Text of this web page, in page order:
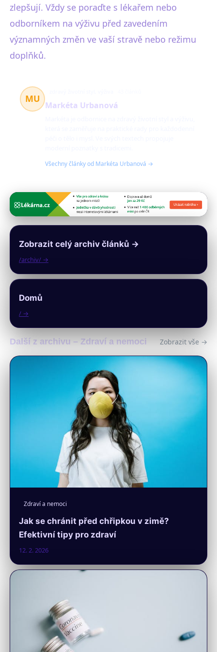
zlepšují. Vždy se poraďte s lékařem nebo
odborníkem na výživu před zavedením
významných změn ve vaší stravě nebo režimu
doplňků.
MU
Markéta Urbanová
Všechny články od Markéta Urbanová →
Zobrazit celý archiv článků →
/archiv/ →
Domů
/ →
Další z archivu – Zdraví a nemoci Zobrazit vše →
Zdraví a nemoci
Jak se chránit před chřipkou v zimě?
Efektivní tipy pro zdraví
12. 2. 2026